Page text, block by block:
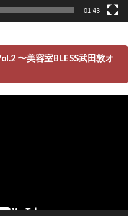
01:43
〜美容室BLESS武田敦オ